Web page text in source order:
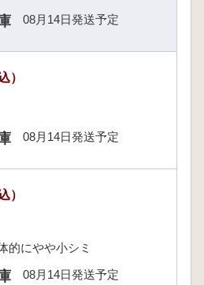
08月14日発送予定
）
08月14日発送予定
）
的にやや小シミ
08月14日発送予定